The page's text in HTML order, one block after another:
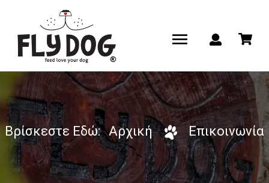
Βρίσκεστε Εδώ:Αρχική Επικοινωνία